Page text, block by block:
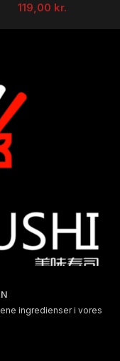
119,00 kr.
ingredienser i vores